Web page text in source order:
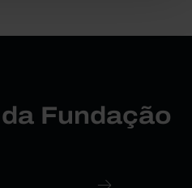
Fundação